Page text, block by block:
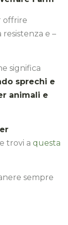
offrire
e –
significa
sprechi e
animali e
trovi a questa
sempre